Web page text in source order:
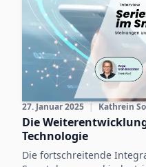
27. Januar 2025 | Kathrein
Die
Technologie
Die fortschreitende